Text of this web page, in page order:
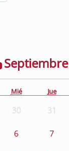
Septiembre
Mié Jue
30 31
6 7